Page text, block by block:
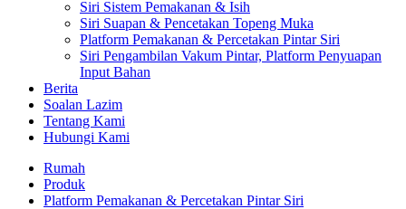
Siri Sistem Pemakanan & Isih
Siri Suapan & Pencetakan Topeng Muka
Platform Pemakanan & Percetakan Pintar Siri
Siri Pengambilan Vakum Pintar, Platform Penyuapan
Input Bahan
Berita
Soalan Lazim
Tentang Kami
Hubungi Kami
Rumah
Produk
Platform Pemakanan & Percetakan Pintar Siri